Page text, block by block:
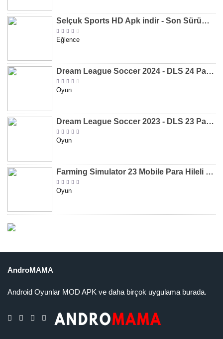
Selçuk Sports HD Apk indir - Son Sürüm 2024 [2.0.1.9]
Eğlence
Dream League Soccer 2024 - DLS 24 Para Hileli MOD APK indir [v11.050]
Oyun
Dream League Soccer 2023 - DLS 23 Para Hileli MOD APK [v11.020]
Oyun
Farming Simulator 23 Mobile Para Hileli MOD APK indir [v0.0.0.8]
Oyun
AndroMAMA
Android Oyunlar MOD APK ve daha birçok uygulama burada.